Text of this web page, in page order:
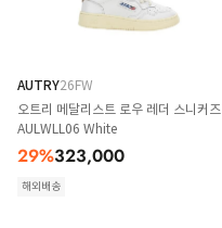
AUTRY26FW
오트리 메달리스트 로우 레더 스니커즈
AULWLL06 White
29%323,000
해외배송